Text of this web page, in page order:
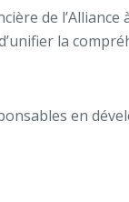
de l’Alliance
la
en